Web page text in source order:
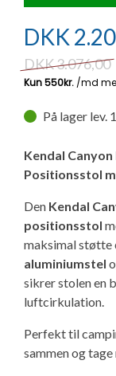
Adria
Next
Hobby
Hobby
Ny
Lille
Vil du sælge
Isabella
Isabella
Isabella
Adria
Adria
Internet
3
GPS
GRØN
Tuxer
Sikker
Cookie
DKK
DKK3.076,00
På lager lev.
Kendal
Positionsstol
Den Kendal
positionsstol
maksimal
aluminiumstel
sikrer stolen en
luftcirkulation.
Perfekt til
sammen og